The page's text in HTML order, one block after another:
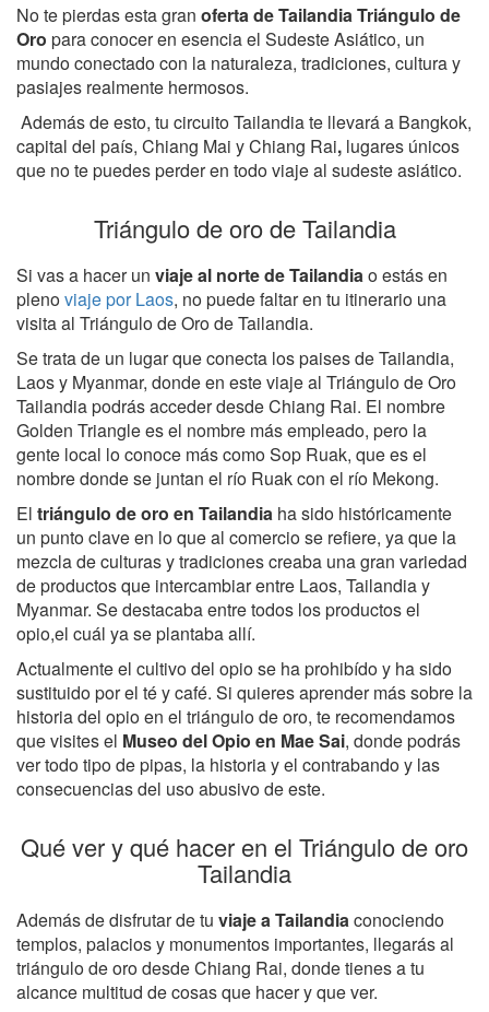
No te pierdas esta gran oferta de Tailandia Triángulo de
Oro para conocer en esencia el Sudeste Asiático, un
mundo conectado con la naturaleza, tradiciones, cultura y
pasiajes realmente hermosos.
Además de esto, tu circuito Tailandia te llevará a Bangkok,
capital del país, Chiang Mai y Chiang Rai, lugares únicos
que no te puedes perder en todo viaje al sudeste asiático.
Triángulo de oro de Tailandia
Si vas a hacer un viaje al norte de Tailandiao estás en
plenoviaje por Laos, no puede faltar en tu itinerario una
visita al Triángulo de Oro de Tailandia.
Se trata de un lugar que conecta los paises de Tailandia,
Laos y Myanmar, donde en este viaje al Triángulo de Oro
Tailandia podrás acceder desde Chiang Rai. El nombre
Golden Triangle es el nombre más empleado, pero la
gente local lo conoce más como Sop Ruak, que es el
nombre donde se juntan el río Ruak con el río Mekong.
El triángulo de oro en Tailandia ha sido históricamente
un punto clave en lo que al comercio se refiere, ya que la
mezcla de culturas y tradiciones creaba una gran variedad
de productos que intercambiar entre Laos, Tailandia y
Myanmar. Se destacaba entre todos los productos el
opio,el cuál ya se plantaba allí.
Actualmente el cultivo del opio se ha prohibído y ha sido
sustituido por el té y café. Si quieres aprender más sobre la
historia del opio en el triángulo de oro, te recomendamos
que visites el Museo del Opio en Mae Sai, donde podrás
ver todo tipo de pipas, la historia y el contrabando y las
consecuencias del uso abusivo de este.
Qué ver y qué hacer en el Triángulo de oro
Tailandia
Además de disfrutar de tu viaje a Tailandiaconociendo
templos, palacios y monumentos importantes, llegarás al
triángulo de oro desde Chiang Rai, donde tienes a tu
alcance multitud de cosas que hacer y que ver.